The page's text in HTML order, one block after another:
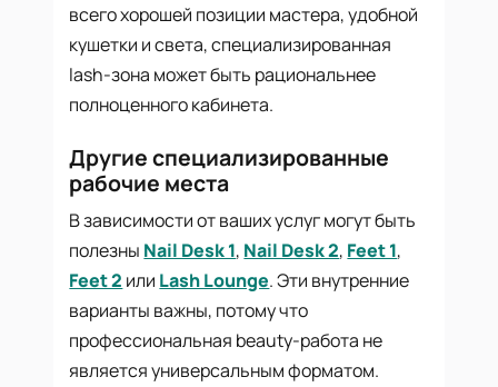
всего хорошей позиции мастера, удобной
кушетки и света, специализированная
lash-зона может быть рациональнее
полноценного кабинета.
Другие специализированные
рабочие места
В зависимости от ваших услуг могут быть
полезны Nail Desk 1, Nail Desk 2, Feet 1,
Feet 2 или Lash Lounge. Эти внутренние
варианты важны, потому что
профессиональная beauty-работа не
является универсальным форматом.